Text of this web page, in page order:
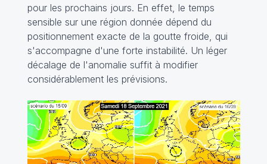
pour les prochains jours. En effet, le temps
sensible sur une région donnée dépend du
positionnement exacte de la goutte froide, qui
s'accompagne d'une forte instabilité. Un léger
décalage de l'anomalie suffit à modifier
considérablement les prévisions.